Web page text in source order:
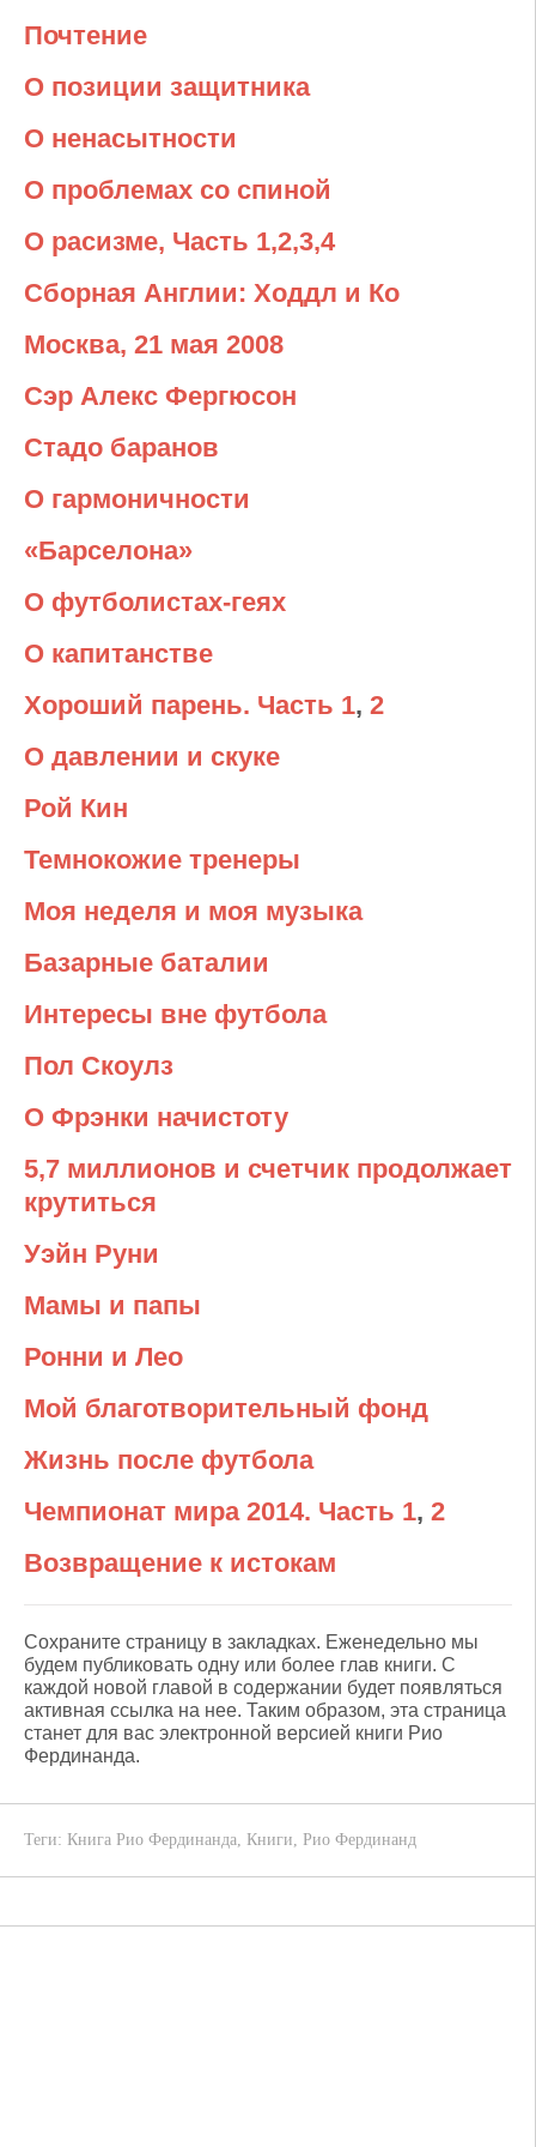
Почтение
О позиции защитника
О ненасытности
О проблемах со спиной
О расизме, Часть 1,2,3,4
Сборная Англии: Ходдл и Ко
Москва, 21 мая 2008
Сэр Алекс Фергюсон
Стадо баранов
О гармоничности
«Барселона»
О футболистах-геях
О капитанстве
Хороший парень. Часть 1, 2
О давлении и скуке
Рой Кин
Темнокожие тренеры
Моя неделя и моя музыка
Базарные баталии
Интересы вне футбола
Пол Скоулз
О Фрэнки начистоту
5,7 миллионов и счетчик продолжает
крутиться
Уэйн Руни
Мамы и папы
Ронни и Лео
Мой благотворительный фонд
Жизнь после футбола
Чемпионат мира 2014. Часть 1, 2
Возвращение к истокам
Сохраните страницу в закладках. Еженедельно мы
будем публиковать одну или более глав книги. С
каждой новой главой в содержании будет появляться
активная ссылка на нее. Таким образом, эта страница
станет для вас электронной версией книги Рио
Фердинанда.
Теги: Книга Рио Фердинанда, Книги, Рио Фердинанд